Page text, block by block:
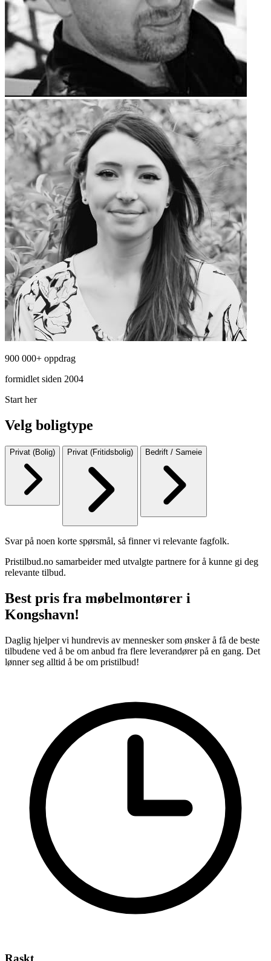
900 000+ oppdrag
formidlet siden 2004
Start her
Velg boligtype
Privat (Bolig) Privat (Fritidsbolig) Bedrift / Sameie
Svar på noen korte spørsmål, så finner vi relevante fagfolk.
Pristilbud.no samarbeider med utvalgte partnere for å kunne gi deg
relevante tilbud.
Best pris fra møbelmontører i
Kongshavn!
Daglig hjelper vi hundrevis av mennesker som ønsker å få de beste
tilbudene ved å be om anbud fra flere leverandører på en gang. Det
lønner seg alltid å be om pristilbud!
Raskt